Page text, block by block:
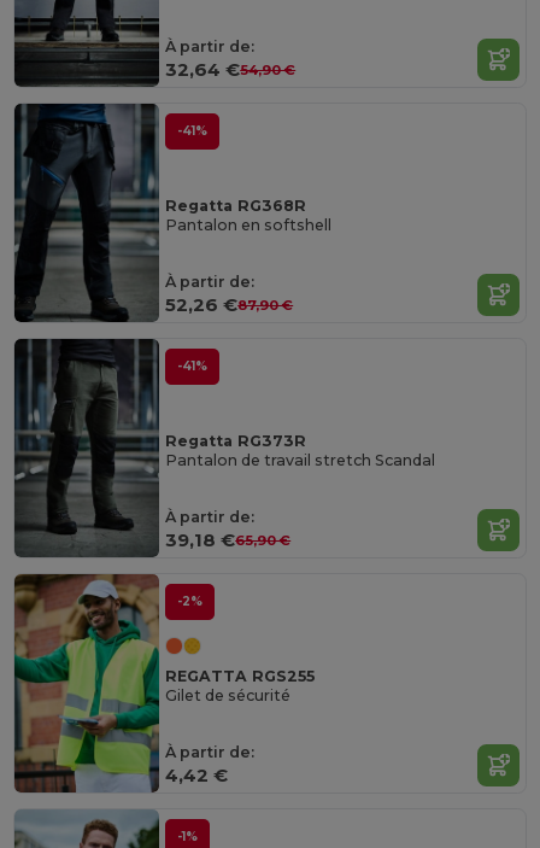
À partir de:
32,64 €54,90 €
-41%
Regatta RG368R
Pantalon en softshell
À partir de:
52,26 €87,90 €
-41%
Regatta RG373R
Pantalon de travail stretch Scandal
À partir de:
39,18 €65,90 €
-2%
REGATTA RGS255
Gilet de sécurité
À partir de:
4,42 €
-1%